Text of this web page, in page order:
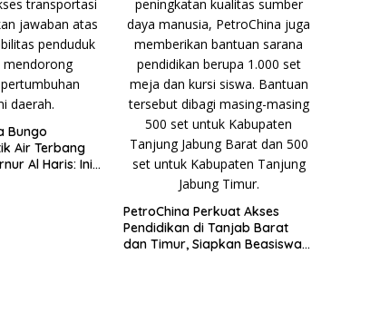
Bungo
Air Terbang
Al Haris: Ini
PetroChina Perkuat Akses
Pendidikan di Tanjab Barat
dan Timur, Siapkan Beasiswa